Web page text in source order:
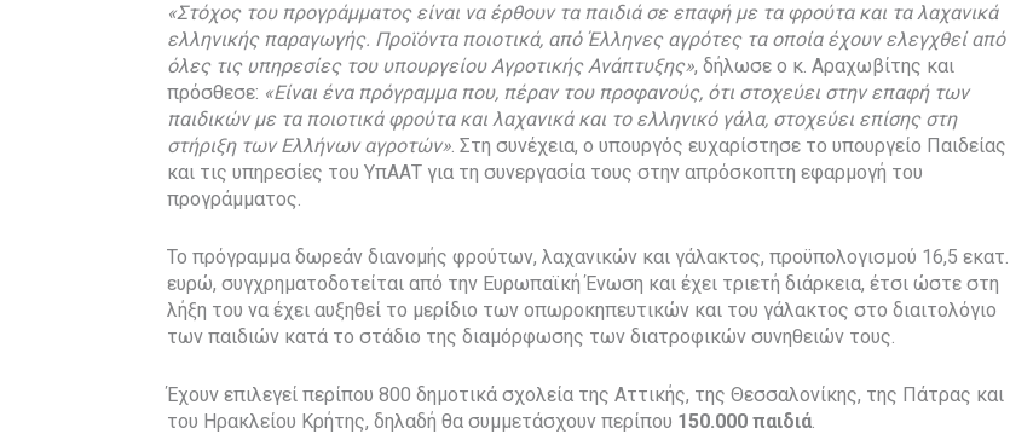
«Στόχος του προγράμματος είναι να έρθουν τα παιδιά σε επαφή με τα φρούτα και τα λαχανικά
ελληνικής παραγωγής. Προϊόντα ποιοτικά, από Έλληνες αγρότες τα οποία έχουν ελεγχθεί από
όλες τις υπηρεσίες του υπουργείου Αγροτικής Ανάπτυξης», δήλωσε ο κ. Αραχωβίτης και
πρόσθεσε: «Είναι ένα πρόγραμμα που, πέραν του προφανούς, ότι στοχεύει στην επαφή των
παιδικών με τα ποιοτικά φρούτα και λαχανικά και το ελληνικό γάλα, στοχεύει επίσης στη
στήριξη των Ελλήνων αγροτών». Στη συνέχεια, ο υπουργός ευχαρίστησε το υπουργείο Παιδείας
και τις υπηρεσίες του ΥπΑΑΤ για τη συνεργασία τους στην απρόσκοπτη εφαρμογή του
προγράμματος.
Το πρόγραμμα δωρεάν διανομής φρούτων, λαχανικών και γάλακτος, προϋπολογισμού 16,5 εκατ.
ευρώ, συγχρηματοδοτείται από την Ευρωπαϊκή Ένωση και έχει τριετή διάρκεια, έτσι ώστε στη
λήξη του να έχει αυξηθεί το μερίδιο των οπωροκηπευτικών και του γάλακτος στο διαιτολόγιο
των παιδιών κατά το στάδιο της διαμόρφωσης των διατροφικών συνηθειών τους.
Έχουν επιλεγεί περίπου 800 δημοτικά σχολεία της Αττικής, της Θεσσαλονίκης, της Πάτρας και
του Ηρακλείου Κρήτης, δηλαδή θα συμμετάσχουν περίπου 150.000 παιδιά.